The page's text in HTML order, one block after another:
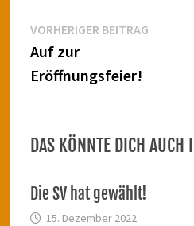
VORHERIGER BEITRAG
Auf zur
Eröffnungsfeier!
DAS KÖNNTE DICH AUCH
Die SV hat gewählt!
15. Dezember 2022